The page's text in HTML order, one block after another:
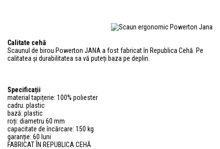
Calitate cehă
Scaunul de birou Powerton JANA a fost fabricat în Republica Cehă. Pe
calitatea și durabilitatea sa vă puteți baza pe deplin.
Specificații
material tapițerie: 100% poliester
cadru: plastic
bază: plastic
roți: diametru 60 mm
capacitate de încărcare: 150 kg
garanție: 60 luni
FABRICAT ÎN REPUBLICA CEHĂ